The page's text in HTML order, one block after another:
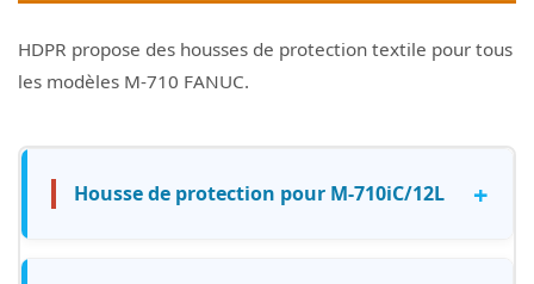
HDPR propose des housses de protection textile pour tous
les modèles M-710 FANUC.
Housse de protection pour M-710iC/12L +